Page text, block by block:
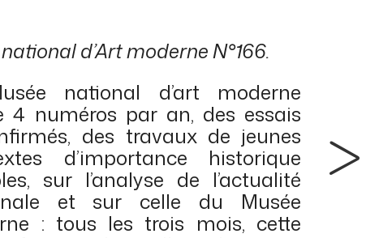
d’Art moderne N°166.
national d’art moderne
4 numéros par an, des essais
des travaux de jeunes
d’importance historique
sur l’analyse de l’actualité
et sur celle du Musée
: tous les trois mois, cette